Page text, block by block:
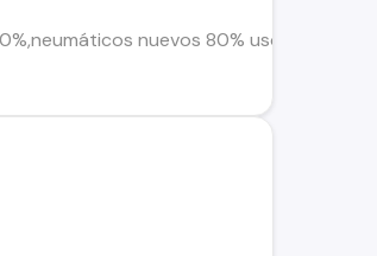
nuevos 80% uso,